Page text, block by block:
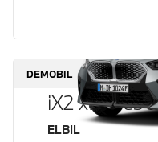
DEMOBIL
iX2 xDrive30
Drivstoff
ELBIL